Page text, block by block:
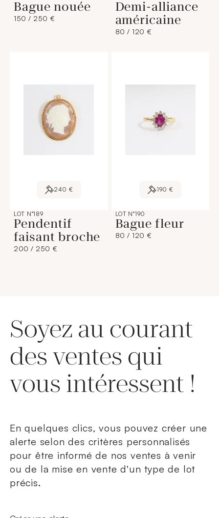
Bague nouée
150 / 250 €
Demi-alliance
américaine
80 / 120 €
240 €
LOT N°189
Pendentif
faisant broche
200 / 250 €
190 €
LOT N°190
Bague fleur
80 / 120 €
Soyez au courant
des ventes qui
vous intéressent !
En quelques clics, vous pouvez créer une
alerte selon des critères personnalisés
pour être informé de nos ventes à venir
ou de la mise en vente d'un type de lot
précis.